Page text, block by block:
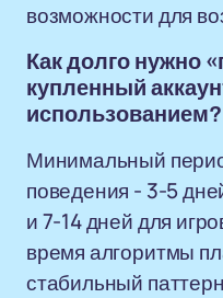
возможности для
Как долго нужно
купленный
использованием?
Минимальный
поведения - 3-5
и 7-14 дней для
время алгоритмы
стабильный